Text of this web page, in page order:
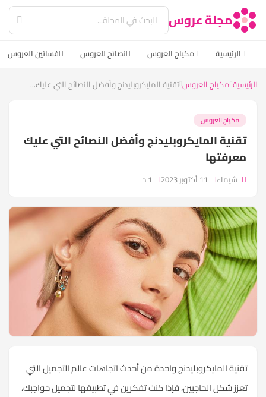
مجلة عروس
الرئيسية مكياج العروس نصائح للعروس فساتين العروس
الرئيسية مكياج العروس تقنية المايكروبليدنج وأفضل النصائح التي عليك...
مكياج العروس
تقنية المايكروبليدنج وأفضل النصائح التي عليك
معرفتها
شيماء
تقنية المايكروبليدنج واحدة من أحدث اتجاهات عالم التجميل التي
تعزز شكل الحاجبين، فإذا كنتِ تفكرين في تطبيقها لتجميل حواجبكِ،